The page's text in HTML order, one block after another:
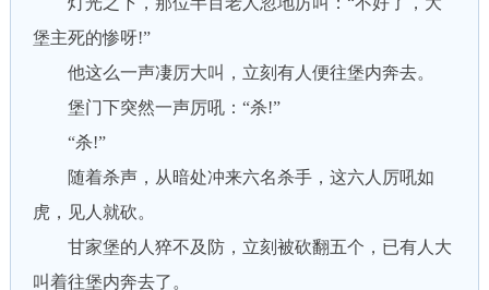
堡主死的惨呀!”
他这么一声凄厉大叫，立刻有人便往堡内奔去。
堡门下突然一声厉吼：“杀!”
“杀!”
随着杀声，从暗处冲来六名杀手，这六人厉吼如
虎，见人就砍。
甘家堡的人猝不及防，立刻被砍翻五个，已有人大
叫着往堡内奔去了。